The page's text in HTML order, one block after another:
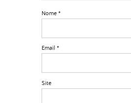
Nome *
Email *
Site